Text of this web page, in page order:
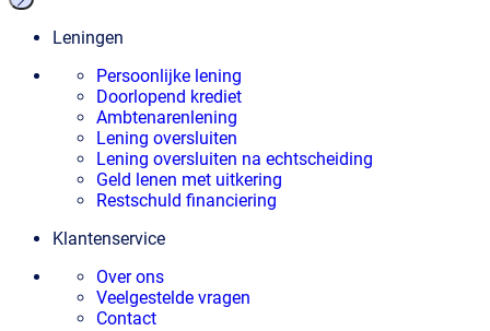
Leningen
Persoonlijke lening
Doorlopend krediet
Ambtenarenlening
Lening oversluiten
Lening oversluiten na echtscheiding
Geld lenen met uitkering
Restschuld financiering
Klantenservice
Over ons
Veelgestelde vragen
Contact